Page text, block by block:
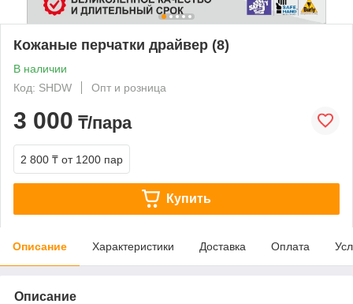
Кожаные перчатки драйвер (8)
В наличии
Код: SHDW
Опт и розница
3 000 ₸/пара
2 800 ₸ от 1200 пар
Купить
Описание Характеристики Доставка Оплата
Описание